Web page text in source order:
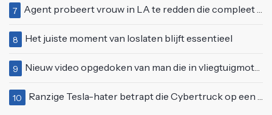
7 Agent probeert vrouw in LA te redden die compleet van het padje is
8 Het juiste moment van loslaten blijft essentieel
9 Nieuw video opgedoken van man die in vliegtuigmotor springt op vliegveld Milaan
10 Ranzige Tesla-hater betrapt die Cybertruck op een 'speciale bruine coating' trakteert